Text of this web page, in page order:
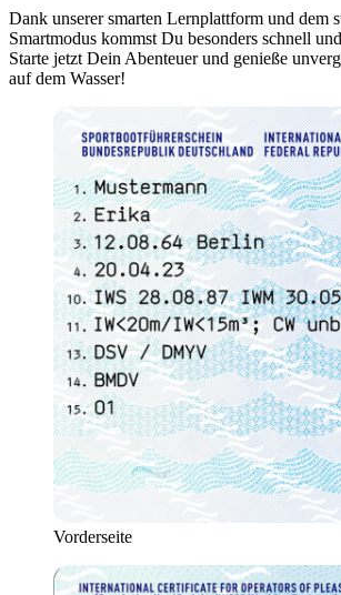
Dank unserer smarten Lernplattform und dem
Smartmodus kommst Du besonders schnell
Starte jetzt Dein Abenteuer und genieße
auf dem Wasser!
Vorderseite